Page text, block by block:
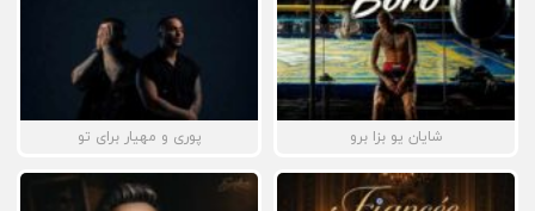
شایان یو بزا برو پوری و مهیار برای تو